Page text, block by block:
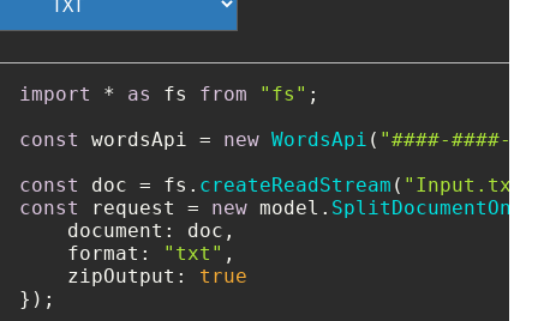
import * as fs from "fs" ;
const
wordsApi = new WordsApi ( "####-####-
const
doc = fs. createReadStream ( "Input.txt"
const
request = new model.
document : doc,
format : "txt" ,
zipOutput : true
});